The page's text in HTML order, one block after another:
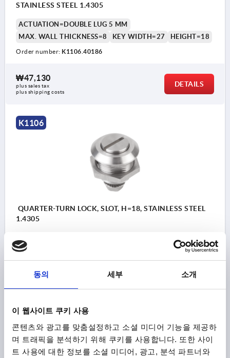
동의 세부 소개
이 웹사이트 쿠키 사용
콘텐츠와 광고를 맞춤설정하고 소셜 미디어 기능을 제공하
며 트래픽을 분석하기 위해 쿠키를 사용합니다. 또한 사이
트 사용에 대한 정보를 소셜 미디어, 광고, 분석 파트너와
d) triangle 7 mm
STAINLESS STEEL 1.4305
ACTUATION=DOUBLE LUG 5 MM
MAX. WALL THICKNESS=8
KEY WIDTH=27 HEIGHT=18
Order number: K1106.40186
₩47,130
plus sales tax
plus shipping costs
DETAILS
K1106
QUARTER-TURN LOCK, SLOT, H=18, STAINLESS STEEL
1.4305
KEY WIDTH=27
₩47,130
K1106